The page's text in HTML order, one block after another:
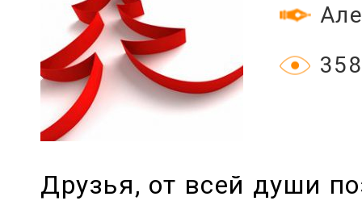
Друзья, от всей души